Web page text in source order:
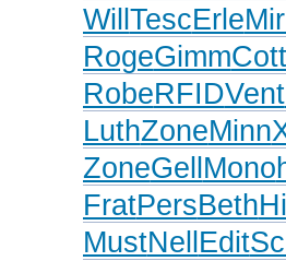
Will TescErle
RogeGimmCott
RobeRFIDVent
LuthZoneMinn
ZoneGell Mono
FratPersBeth
MustNell Edit